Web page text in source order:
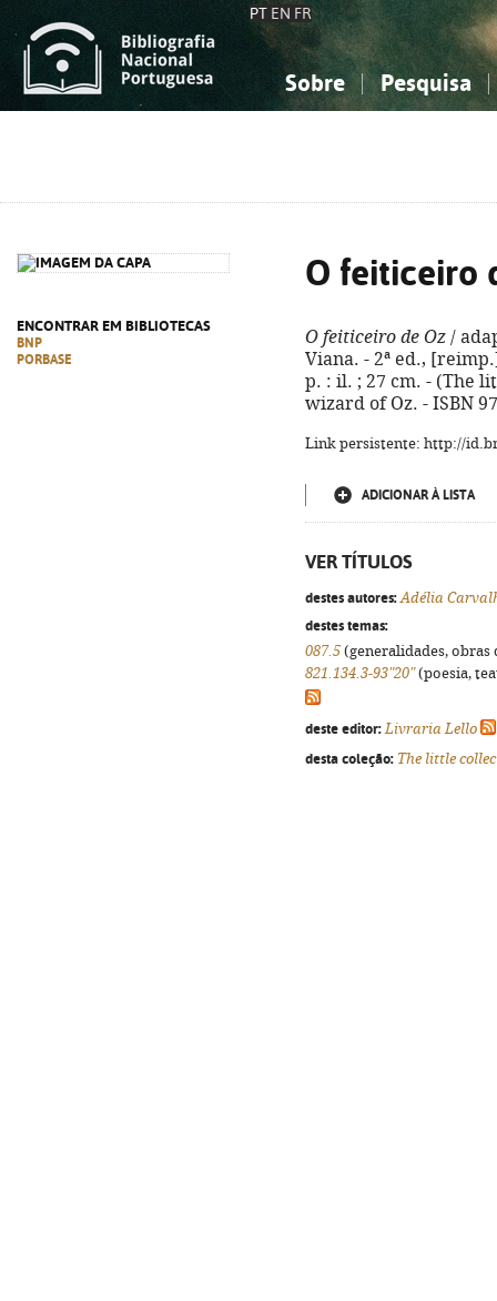
PT EN FR
Sobre Pesquisa
ENCONTRAR EM BIBLIOTECAS
BNP
PORBASE
O feiticeiro
O feiticeiro de Oz /
Viana. - 2ª ed.,
p. : il. ; 27 cm. - (The
wizard of Oz. - ISBN
Link persistente: http://
ADICIONAR À LISTA
VER TÍTULOS
destes autores: Adélia
destes temas:
087.5 (generalidades,
821.134.3-93"20"(poesia,
deste editor: Livraria Lello
desta coleção: The little